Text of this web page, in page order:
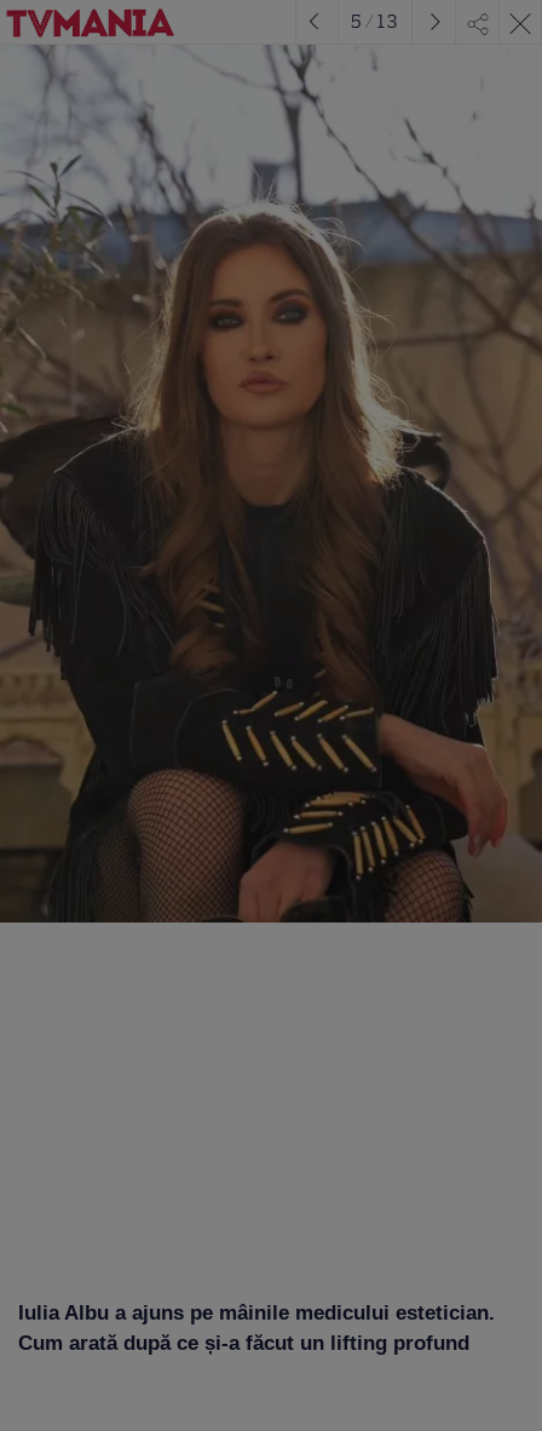
Iulia Albu a ajuns pe mâinile medicului estetician.
Cum arată după ce și-a făcut un lifting profund
5 /13